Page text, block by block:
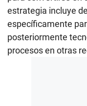
estrategia incluye
específicamente
posteriormente
procesos en otras